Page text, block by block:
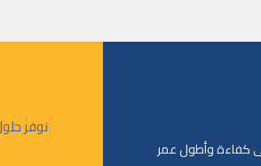
نوفر
كفاءة وأطول عمر